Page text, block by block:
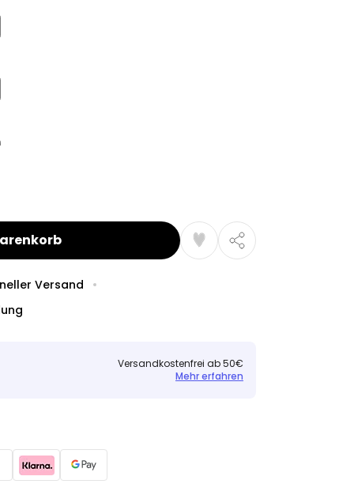
Versand
Versandkostenfrei ab 50€
Mehr erfahren